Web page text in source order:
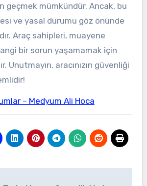
geçmek mümkündür. Ancak, bu
ve yasal durumu göz önünde
Araç sahipleri, muayene
bir sorun yaşamamak için
Unutmayın, aracınızın güvenliği
– Medyum Ali Hoca